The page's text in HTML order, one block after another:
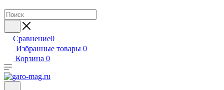
Сравнение0
Избранные товары 0
Корзина 0